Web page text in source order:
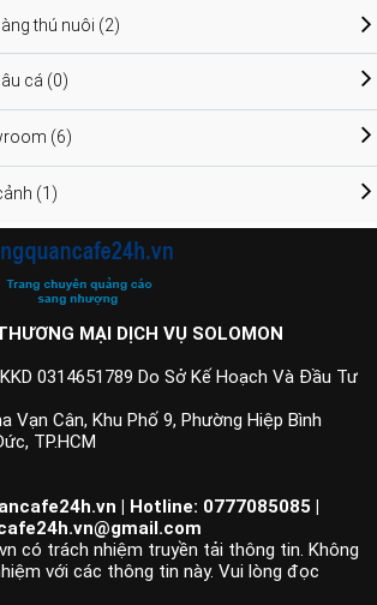
thú nuôi (2)
cá (0)
(6)
(1)
MẠI DỊCH VỤ SOLOMON
0314651789 Do Sở Kế Hoạch Và Đầu Tư
Vạn Cân, Khu Phố 9, Phường Hiệp Bình
TP.HCM
| Hotline: 0777085085 |
có trách nhiệm truyền tải thông tin. Không
với các thông tin này. Vui lòng đọc